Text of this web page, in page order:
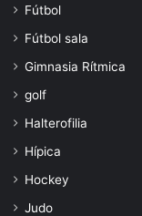
Fútbol
Fútbol sala
Gimnasia Rítmica
golf
Halterofilia
Hípica
Hockey
Judo